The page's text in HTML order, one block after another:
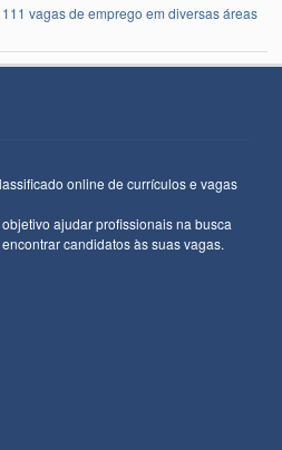
vagas de emprego em diversas áreas
online de currículos e vagas
ajudar profissionais na busca
candidatos às suas vagas.